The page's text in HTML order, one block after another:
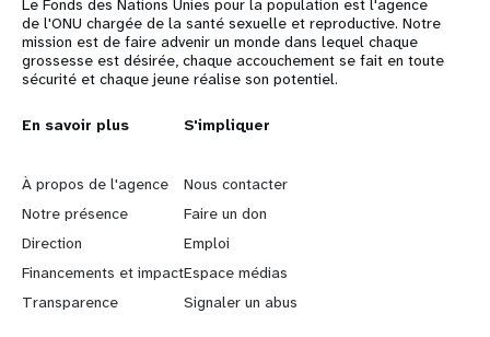
Le Fonds des Nations Unies pour la population est l'agence
de l'ONU chargée de la santé sexuelle et reproductive. Notre
mission est de faire advenir un monde dans lequel chaque
grossesse est désirée, chaque accouchement se fait en toute
sécurité et chaque jeune réalise son potentiel.
L
e
a
r
n
En savoir plus
À propos de l'agence
Notre présence
Direction
Financements et impact
Transparence
G
o
b
e
y
S'impliquer
Nous contacter
Faire un don
Emploi
Espace médias
Signaler un abus